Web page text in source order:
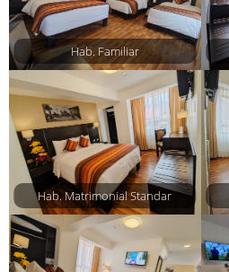
Hab. Familiar
Hab. Matrimonial Standar